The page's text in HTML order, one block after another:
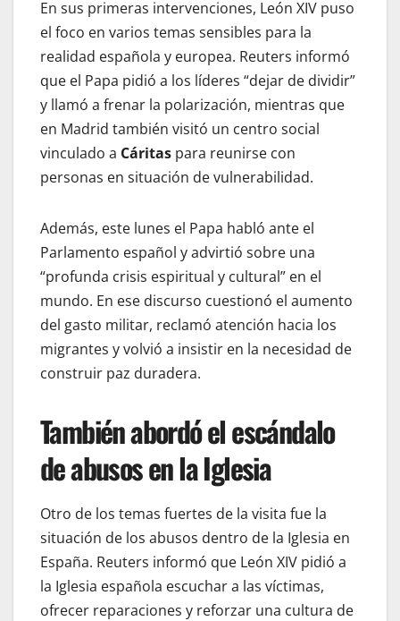
En sus primeras intervenciones, León XIV puso
el foco en varios temas sensibles para la
realidad española y europea. Reuters informó
que el Papa pidió a los líderes “dejar de dividir”
y llamó a frenar la polarización, mientras que
en Madrid también visitó un centro social
vinculado a Cáritas para reunirse con
personas en situación de vulnerabilidad.
Además, este lunes el Papa habló ante el
Parlamento español y advirtió sobre una
“profunda crisis espiritual y cultural” en el
mundo. En ese discurso cuestionó el aumento
del gasto militar, reclamó atención hacia los
migrantes y volvió a insistir en la necesidad de
construir paz duradera.
También abordó el escándalo
de abusos en la Iglesia
Otro de los temas fuertes de la visita fue la
situación de los abusos dentro de la Iglesia en
España. Reuters informó que León XIV pidió a
la Iglesia española escuchar a las víctimas,
ofrecer reparaciones y reforzar una cultura de